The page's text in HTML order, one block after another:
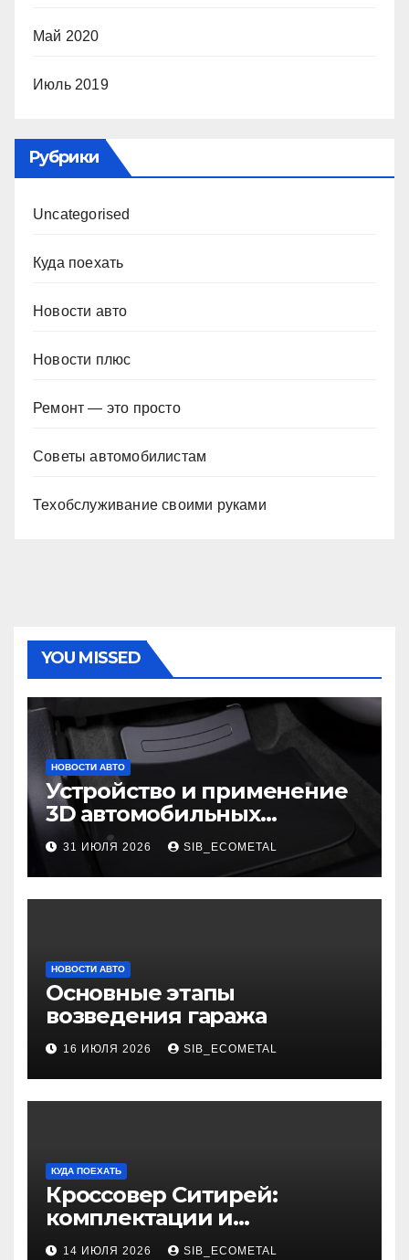
Май 2020
Июль 2019
Рубрики
Uncategorised
Куда поехать
Новости авто
Новости плюс
Ремонт — это просто
Советы автомобилистам
Техобслуживание своими руками
YOU MISSED
НОВОСТИ АВТО
Устройство и применение
3D автомобильных
ковриков
31 ИЮЛЯ 2026 SIB_ECOMETAL
НОВОСТИ АВТО
Основные этапы
возведения гаража
16 ИЮЛЯ 2026 SIB_ECOMETAL
КУДА ПОЕХАТЬ
Кроссовер Ситирей:
комплектации и
характеристики
14 ИЮЛЯ 2026 SIB_ECOMETAL